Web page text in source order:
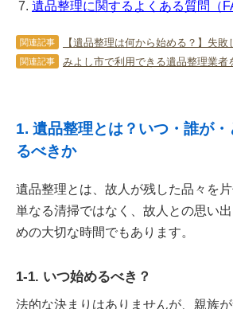
遺品整理に関するよくある質問（
関連記事
関連記事
1. 遺品整理とは？いつ・誰が
るべきか
遺品整理とは、故人が残した品々を片
単なる清掃ではなく、故人との思い
めの大切な時間でもあります。
1-1. いつ始めるべき？
法的な決まりはありませんが、親族